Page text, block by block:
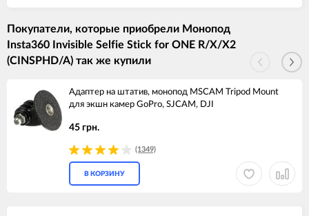
Покупатели, которые приобрели Монопод
Insta360 Invisible Selfie Stick for ONE R/X/X2
(CINSPHD/A) так же купили
Адаптер на штатив, монопод MSCAM Tripod Mount
для экшн камер GoPro, SJCAM, DJI
45 грн.
(1349)
В КОРЗИНУ